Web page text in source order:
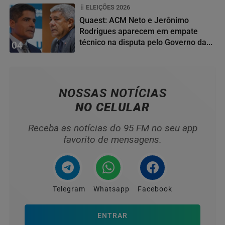
04
ELEIÇÕES 2026
Quaest: ACM Neto e Jerônimo
Rodrigues aparecem em empate
técnico na disputa pelo Governo da...
NOSSAS NOTÍCIAS
NO CELULAR
Receba as notícias do 95 FM no seu app
favorito de mensagens.
Telegram Whatsapp Facebook
ENTRAR